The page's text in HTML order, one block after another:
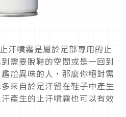
汗噴霧是屬於足部專用的止
需要脫鞋的空間或是一回到
尬異味的人，那麼你絕對需
來自於足汗留在鞋子中產生
產生的止汗噴霧也可以有效